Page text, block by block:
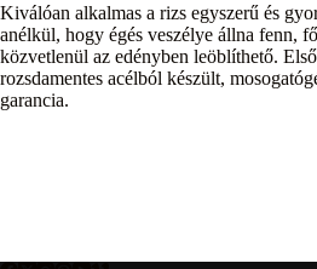
Kiválóan alkalmas a rizs egyszerű és
anélkül, hogy égés veszélye állna fenn,
közvetlenül az edényben leöblíthető.
rozsdamentes acélból készült,
garancia.